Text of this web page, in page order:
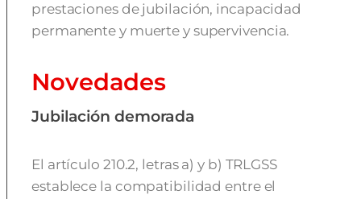
prestaciones de jubilación, incapacidad
permanente y muerte y supervivencia.
Novedades
Jubilación demorada
El artículo 210.2, letras a) y b) TRLGSS
establece la compatibilidad entre el